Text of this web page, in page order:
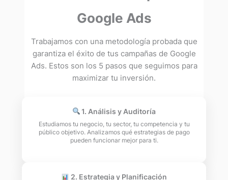
Google Ads
Trabajamos con una metodología probada que
garantiza el éxito de tus campañas de Google
Ads. Estos son los 5 pasos que seguimos para
maximizar tu inversión.
1. Análisis y Auditoría
Estudiamos tu negocio, tu sector, tu competencia y tu
público objetivo. Analizamos qué estrategias de pago
pueden funcionar mejor para ti.
2. Estrategia y Planificación